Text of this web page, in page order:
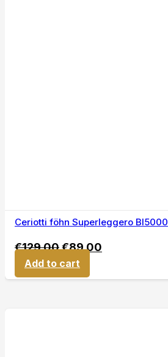
Ceriotti föhn Superleggero BI5000
€129,00€89,00
Add to cart